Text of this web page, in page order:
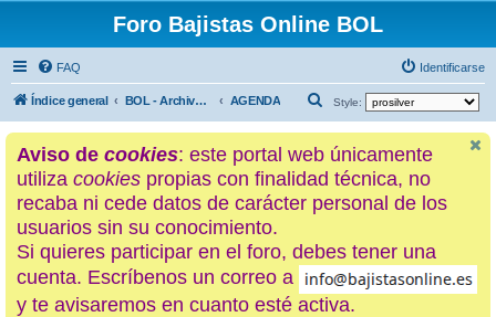
Foro Bajistas Online BOL
FAQ Identificarse
Índice general BOL - Archivo histórico AGENDA Style:
u
c
a
Aviso de cookies: este portal web únicamente
utiliza cookies propias con finalidad técnica, no
recaba ni cede datos de carácter personal de los
usuarios sin su conocimiento.
Si quieres participar en el foro, debes tener una
cuenta. Escríbenos un correo a
y te avisaremos en cuanto esté activa.